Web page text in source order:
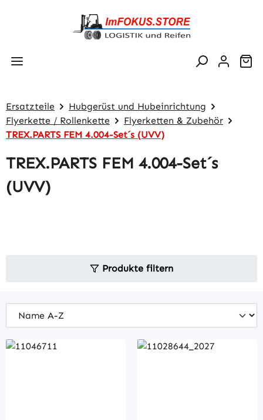
Zum Hauptinhalt springen
Ersatzteile
Hubgerüst und Hubeinrichtung
Flyerkette / Rollenkette
Flyerketten & Zubehör
TREX.PARTS FEM 4.004-Set´s (UVV)
TREX.PARTS FEM 4.004-Set´s
(UVV)
Produkte filtern